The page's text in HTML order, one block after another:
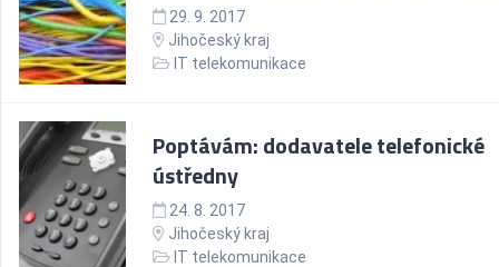
29. 9. 2017
Jihočeský kraj
IT telekomunikace
Poptávám: dodavatele telefonické
ústředny
24. 8. 2017
Jihočeský kraj
IT telekomunikace